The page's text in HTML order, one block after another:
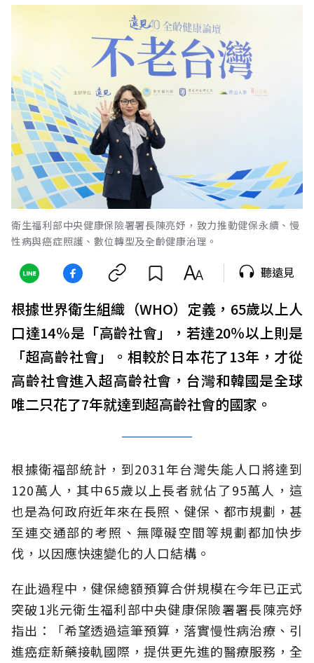
衛生福利部中央健康保險署署長陳亮妤，致力推動健保永續、慢
性病與癌症照護、數位轉型及全齡健康治理。
聽遠見
根據世界衛生組織（WHO）定義，65歲以上人
口達14％是「高齡社會」，若達20％以上則是
「超高齡社會」。相較於日本花了13年，才從
高齡社會進入超高齡社會，台灣和韓國是全球
唯二只花了7年就達到超高齡社會的國家。
根據衛福部統計，到2031年台灣失能人口將達到
120萬人，其中65歲以上長者就佔了95萬人，這
也是為何政府近年來在長照、健保、都市規劃，甚
至連交通部的考照、無障礙空間等規劃都加快步
伐，以因應快速變化的人口結構。
在此過程中，健保總額預算合併規模在今年已正式
突破1兆元衛生福利部中央健康保險署署長陳亮妤
指出：「希望透過這筆預算，落實慢性病治療、引
進癌症新藥接軌國際，提供更先進的醫療服務，全